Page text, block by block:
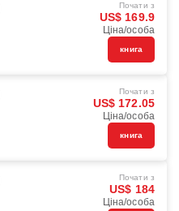
Почати з
US$ 169.9
Ціна/особа
книга
Почати з
US$ 172.05
Ціна/особа
книга
Почати з
US$ 184
Ціна/особа